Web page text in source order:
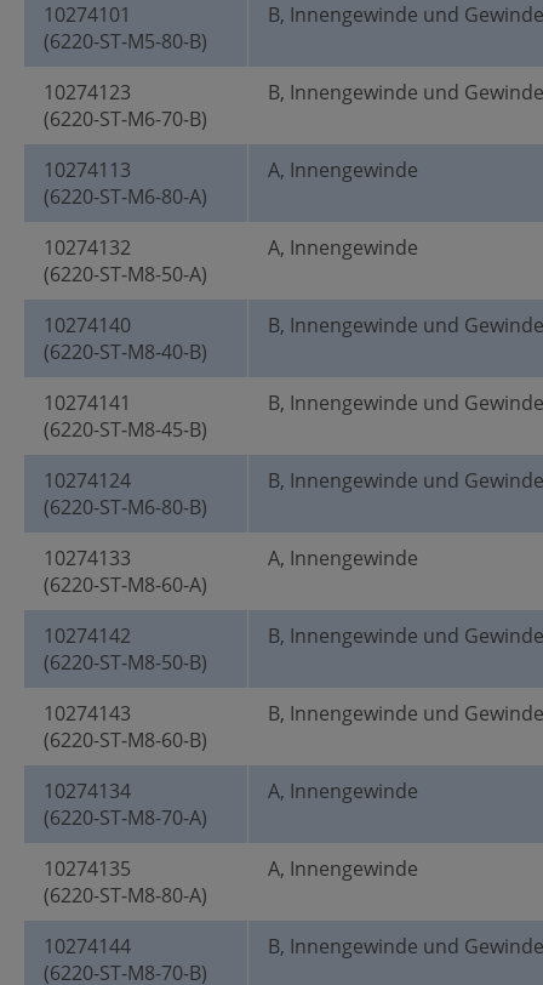
10274101
(6220-ST-M5-80-B)
B, Innengewinde und
10274123
(6220-ST-M6-70-B)
B, Innengewinde und
10274113
(6220-ST-M6-80-A)
A, Innengewinde
10274132
(6220-ST-M8-50-A)
A, Innengewinde
10274140
(6220-ST-M8-40-B)
B, Innengewinde und
10274141
(6220-ST-M8-45-B)
B, Innengewinde und
10274124
(6220-ST-M6-80-B)
B, Innengewinde und
10274133
(6220-ST-M8-60-A)
A, Innengewinde
10274142
(6220-ST-M8-50-B)
B, Innengewinde und
10274143
(6220-ST-M8-60-B)
B, Innengewinde und
10274134
(6220-ST-M8-70-A)
A, Innengewinde
10274135
(6220-ST-M8-80-A)
A, Innengewinde
10274144
(6220-ST-M8-70-B)
B, Innengewinde und